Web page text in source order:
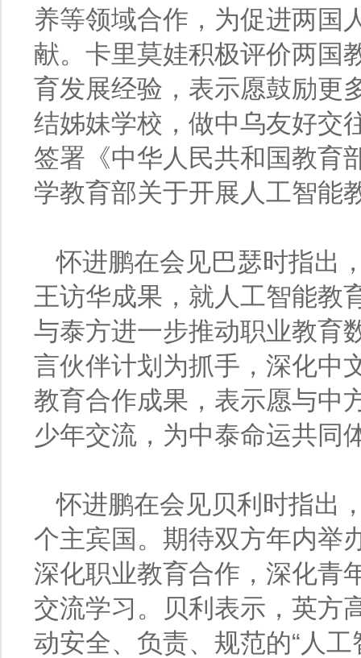
养等领域合作，为促进两国
献。卡里莫娃积极评价两国
育发展经验，表示愿鼓励更
结姊妹学校，做中乌友好交
签署《中华人民共和国教育
学教育部关于开展人工智能
怀进鹏在会见巴瑟时指出
王访华成果，就人工智能教
与泰方进一步推动职业教育
言伙伴计划为抓手，深化中
教育合作成果，表示愿与中
少年交流，为中泰命运共同
怀进鹏在会见贝利时指出
个主宾国。期待双方年内举
深化职业教育合作，深化青
交流学习。贝利表示，英方
动安全、负责、规范的“人